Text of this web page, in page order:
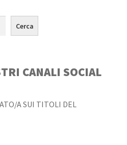
Cerca
CANALI SOCIAL
A SUI TITOLI DEL